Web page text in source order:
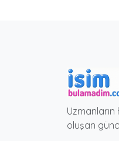
Uzmanların
oluşan